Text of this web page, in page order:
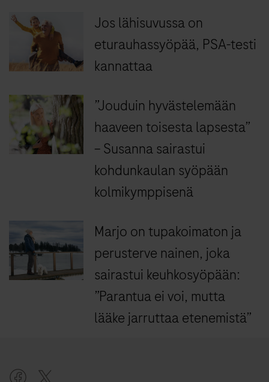
Jos lähisuvussa on
eturauhas­syöpää, PSA-testi
kannattaa
”Jouduin hyvästelemään
haaveen toisesta lapsesta”
– Susanna sairastui
kohdunkaulan syöpään
kolmikymppisenä
Marjo on tupakoimaton ja
perusterve nainen, joka
sairastui keuhkosyöpään:
”Parantua ei voi, mutta
lääke jarruttaa etenemistä”